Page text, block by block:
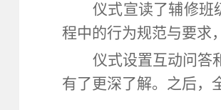
仪式宣读了辅修班
程中的行为规范与要求
仪式设置互动问答
有了更深了解。之后，